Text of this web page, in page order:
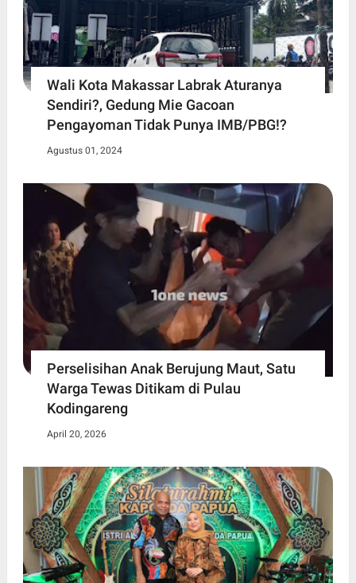
Wali Kota Makassar Labrak Aturanya
Sendiri?, Gedung Mie Gacoan
Pengayoman Tidak Punya IMB/PBG!?
Agustus 01, 2024
Perselisihan Anak Berujung Maut, Satu
Warga Tewas Ditikam di Pulau
Kodingareng
April 20, 2026